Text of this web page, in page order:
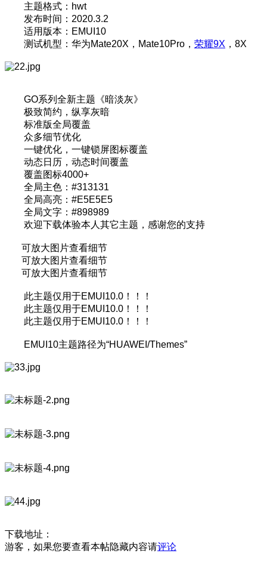
主题格式：hwt
发布时间：2020.3.2
适用版本：EMUI10
测试机型：华为Mate20X，Mate10Pro， 荣耀9X ，8X
GO系列全新主题《暗淡灰》
极致简约，纵享灰暗
标准版全局覆盖
众多细节优化
一键优化，一键锁屏图标覆盖
动态日历，动态时间覆盖
覆盖图标4000+
全局主色：#313131
全局高亮：#E5E5E5
全局文字：#898989
欢迎下载体验本人其它主题，感谢您的支持
可放大图片查看细节
可放大图片查看细节
可放大图片查看细节
此主题仅用于EMUI10.0！！！
此主题仅用于EMUI10.0！！！
此主题仅用于EMUI10.0！！！
EMUI10主题路径为“HUAWEI/Themes”
下载地址：
游客，如果您要查看本帖隐藏内容请评论